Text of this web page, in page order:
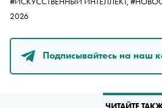
2026
Подписывайтесь на наш